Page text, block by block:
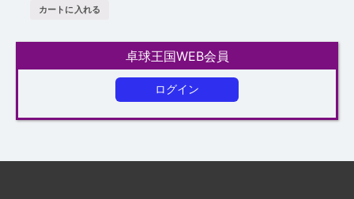
カートに入れる
卓球王国WEB会員
ログイン